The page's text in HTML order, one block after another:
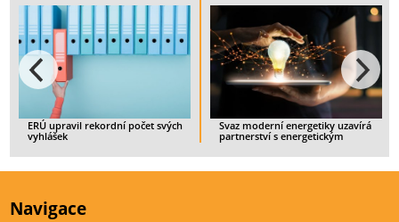
upravil rekordní počet svých
ČLÁNEK
Svaz moderní energetiky uzavírá
partnerství s energetickým
startupem IQstat
> CELÝ ČLÁNEK
> CELÝ
Navigace